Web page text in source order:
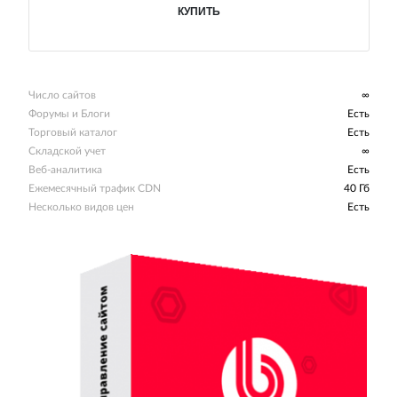
КУПИТЬ
Число сайтов
∞
Форумы и Блоги
Есть
Торговый каталог
Есть
Складской учет
∞
Веб-аналитика
Есть
Ежемесячный трафик CDN
40 Гб
Несколько видов цен
Есть